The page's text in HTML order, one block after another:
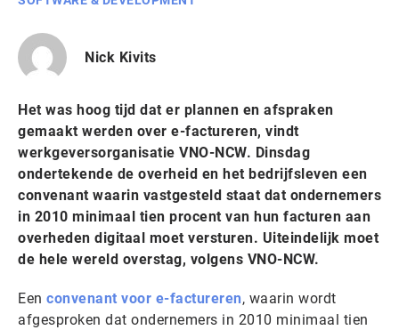
Nick Kivits
Het was hoog tijd dat er plannen en afspraken
gemaakt werden over e-factureren, vindt
werkgeversorganisatie VNO-NCW. Dinsdag
ondertekende de overheid en het bedrijfsleven een
convenant waarin vastgesteld staat dat ondernemers
in 2010 minimaal tien procent van hun facturen aan
overheden digitaal moet versturen. Uiteindelijk moet
de hele wereld overstag, volgens VNO-NCW.
Een convenant voor e-factureren, waarin wordt
afgesproken dat ondernemers in 2010 minimaal tien